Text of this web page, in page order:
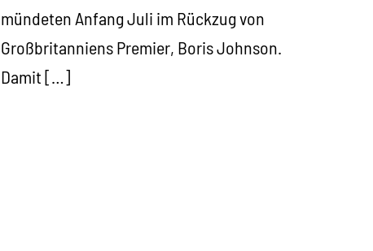
mündeten Anfang Juli im Rückzug von
Großbritanniens Premier, Boris Johnson.
Damit […]